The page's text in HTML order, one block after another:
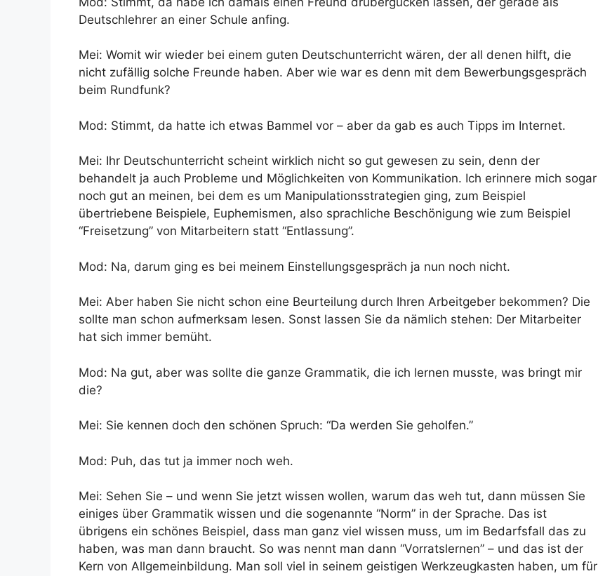
Deutschlehrer an einer Schule anfing.
Mei: Womit wir wieder bei einem guten Deutschunterricht wären, der all denen hilft, die
nicht zufällig solche Freunde haben. Aber wie war es denn mit dem Bewerbungsgespräch
beim Rundfunk?
Mod: Stimmt, da hatte ich etwas Bammel vor – aber da gab es auch Tipps im Internet.
Mei: Ihr Deutschunterricht scheint wirklich nicht so gut gewesen zu sein, denn der
behandelt ja auch Probleme und Möglichkeiten von Kommunikation. Ich erinnere mich sogar
noch gut an meinen, bei dem es um Manipulationsstrategien ging, zum Beispiel
übertriebene Beispiele, Euphemismen, also sprachliche Beschönigung wie zum Beispiel
“Freisetzung” von Mitarbeitern statt “Entlassung”.
Mod: Na, darum ging es bei meinem Einstellungsgespräch ja nun noch nicht.
Mei: Aber haben Sie nicht schon eine Beurteilung durch Ihren Arbeitgeber bekommen? Die
sollte man schon aufmerksam lesen. Sonst lassen Sie da nämlich stehen: Der Mitarbeiter
hat sich immer bemüht.
Mod: Na gut, aber was sollte die ganze Grammatik, die ich lernen musste, was bringt mir
die?
Mei: Sie kennen doch den schönen Spruch: “Da werden Sie geholfen.”
Mod: Puh, das tut ja immer noch weh.
Mei: Sehen Sie – und wenn Sie jetzt wissen wollen, warum das weh tut, dann müssen Sie
einiges über Grammatik wissen und die sogenannte “Norm” in der Sprache. Das ist
übrigens ein schönes Beispiel, dass man ganz viel wissen muss, um im Bedarfsfall das zu
haben, was man dann braucht. So was nennt man dann “Vorratslernen” – und das ist der
Kern von Allgemeinbildung. Man soll viel in seinem geistigen Werkzeugkasten haben, um für